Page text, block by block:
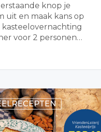
knop je
uit en maak kans op
kasteelovernachting
voor 2 personen…